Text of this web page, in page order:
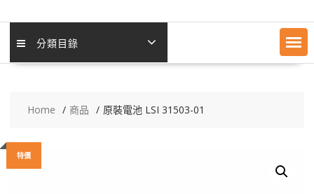
分類目錄
Home 商品 原裝電池 LSI 31503-01
特價